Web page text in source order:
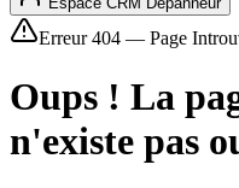
Erreur 404 — Page
Oups ! La
n'existe pas